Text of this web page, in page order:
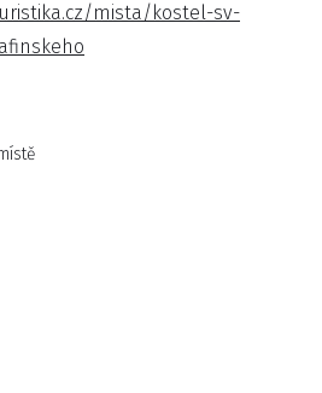
mista/kostel-sv-